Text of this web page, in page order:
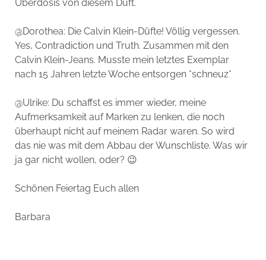
Überdosis von diesem Duft.
@Dorothea: Die Calvin Klein-Düfte! Völlig vergessen.
Yes, Contradiction und Truth. Zusammen mit den
Calvin Klein-Jeans. Musste mein letztes Exemplar
nach 15 Jahren letzte Woche entsorgen *schneuz*
@Ulrike: Du schaffst es immer wieder, meine
Aufmerksamkeit auf Marken zu lenken, die noch
überhaupt nicht auf meinem Radar waren. So wird
das nie was mit dem Abbau der Wunschliste. Was wir
ja gar nicht wollen, oder? 😉
Schönen Feiertag Euch allen
Barbara